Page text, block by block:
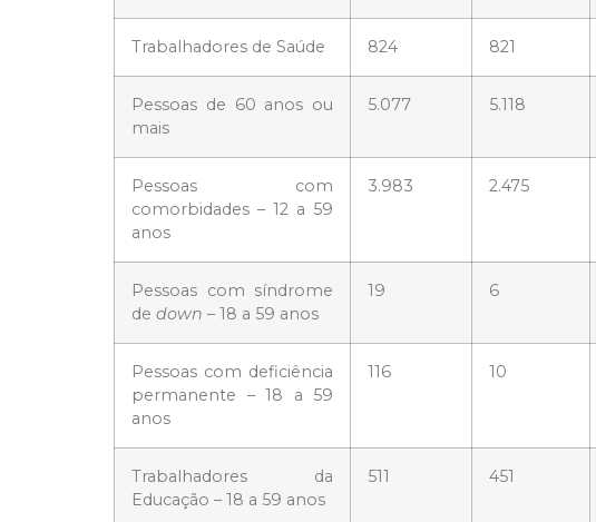
Trabalhadores de Saúde 824 821
Pessoas de 60 anos ou
mais
5.077 5.118
Pessoas com
comorbidades – 12 a 59
anos
3.983 2.475
Pessoas com síndrome
de down – 18 a 59 anos
19 6
Pessoas com deficiência
permanente – 18 a 59
anos
116 10
Trabalhadores da
Educação – 18 a 59 anos
511 451